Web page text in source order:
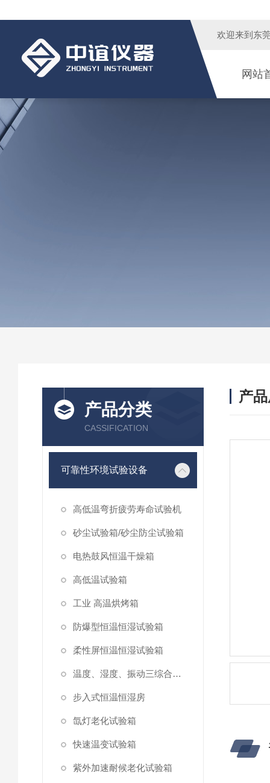
欢迎来到 东
网站
产品分类
CASSIFICATION
可靠性环境试验设备
高低温弯折疲劳寿命试验机
砂尘试验箱/砂尘防尘试验箱
电热鼓风恒温干燥箱
高低温试验箱
工业 高温烘烤箱
防爆型恒温恒湿试验箱
柔性屏恒温恒湿试验箱
温度、湿度、振动三综合试验箱
步入式恒温恒湿房
氙灯老化试验箱
快速温变试验箱
紫外加速耐候老化试验箱
产